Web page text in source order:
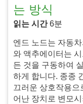
는 방식
읽는 시간6분
엔드 노드는 자동
와 액추에이터는
든 것을 구동하여
하게 합니다. 종종
끄러운 상호작용으
어난 장치로 변모